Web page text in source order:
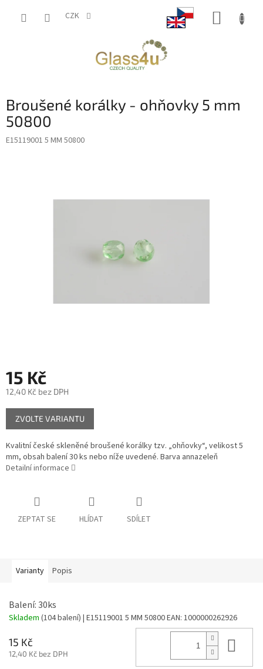
CZK
Broušené korálky - ohňovky 5 mm
50800
E15119001 5 MM 50800
15 Kč
12,40 Kč bez DPH
Měrná
cena:
ZVOLTE VARIANTU
Kvalitní české skleněné broušené korálky tzv. „ohňovky“, velikost 5
mm, obsah balení 30 ks nebo níže uvedené. Barva annazeleň
Detailní informace
ZEPTAT SE HLÍDAT SDÍLET
Varianty Popis
Balení: 30ks
Skladem (104 balení) | E15119001 5 MM 50800EAN: 1000000262926
15 Kč
12,40 Kč bez DPH